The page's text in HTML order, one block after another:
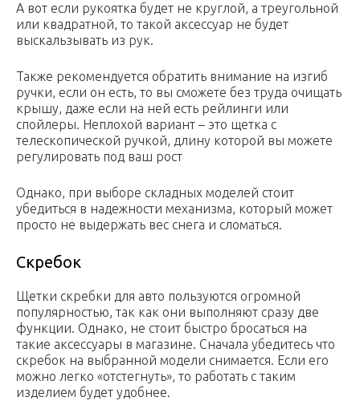
А вот если рукоятка будет не круглой, а треугольной
или квадратной, то такой аксессуар не будет
выскальзывать из рук.
Также рекомендуется обратить внимание на изгиб
ручки, если он есть, то вы сможете без труда очищать
крышу, даже если на ней есть рейлинги или
спойлеры. Неплохой вариант – это щетка с
телескопической ручкой, длину которой вы можете
регулировать под ваш рост
Однако, при выборе складных моделей стоит
убедиться в надежности механизма, который может
просто не выдержать вес снега и сломаться.
Скребок
Щетки скребки для авто пользуются огромной
популярностью, так как они выполняют сразу две
функции. Однако, не стоит быстро бросаться на
такие аксессуары в магазине. Сначала убедитесь что
скребок на выбранной модели снимается. Если его
можно легко «отстегнуть», то работать с таким
изделием будет удобнее.